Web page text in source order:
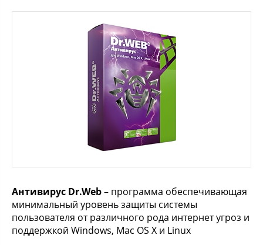
Антивирус Dr.Web– программа обеспечивающая
минимальный уровень защиты системы
пользователя от различного рода интернет угроз и
поддержкой Windows, Mac OS X и Linux